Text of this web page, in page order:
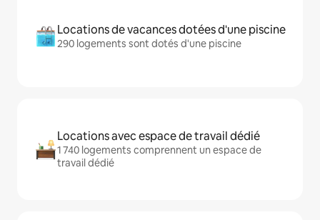
Locations de vacances dotées d'une piscine
290 logements sont dotés d'une piscine
Locations avec espace de travail dédié
1 740 logements comprennent un espace de
travail dédié